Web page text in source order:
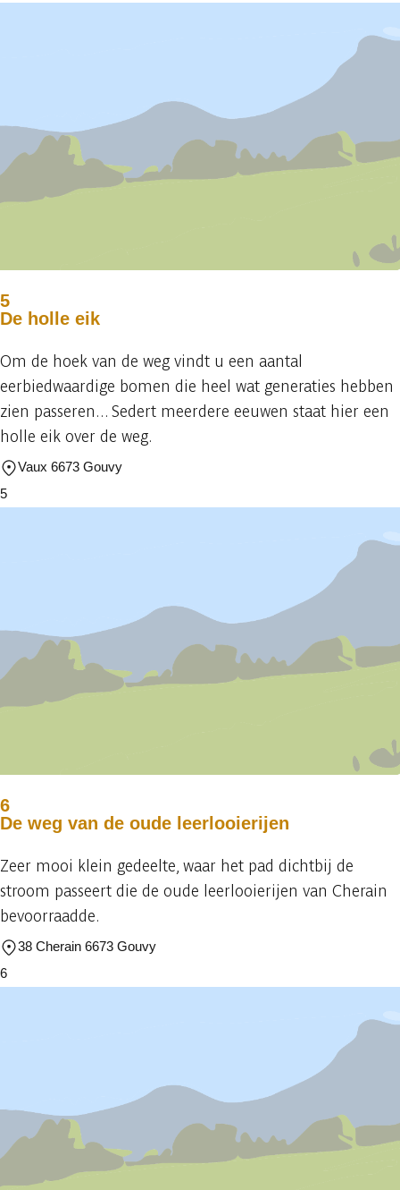
5
De holle eik
Om de hoek van de weg vindt u een aantal
eerbiedwaardige bomen die heel wat generaties hebben
zien passeren... Sedert meerdere eeuwen staat hier een
holle eik over de weg.
Vaux 6673 Gouvy
5
6
De weg van de oude leerlooierijen
Zeer mooi klein gedeelte, waar het pad dichtbij de
stroom passeert die de oude leerlooierijen van Cherain
bevoorraadde.
38 Cherain 6673 Gouvy
6